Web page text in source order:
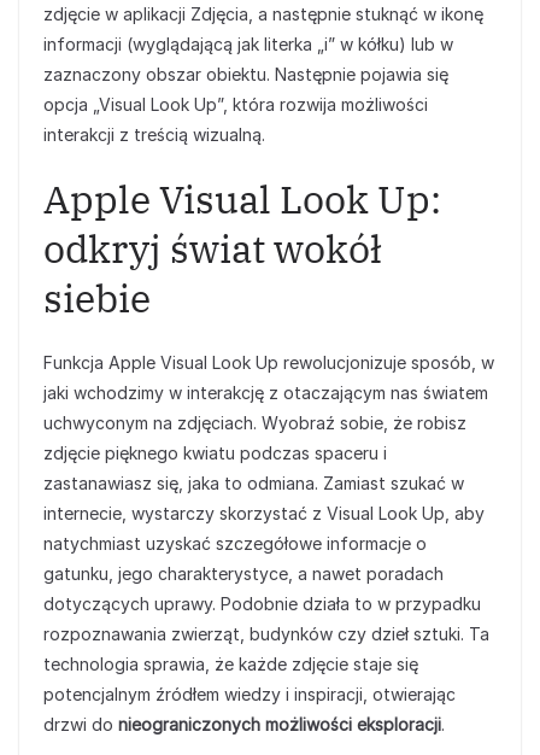
zdjęcie w aplikacji Zdjęcia, a następnie stuknąć w ikonę
informacji (wyglądającą jak literka „i” w kółku) lub w
zaznaczony obszar obiektu. Następnie pojawia się
opcja „Visual Look Up”, która rozwija możliwości
interakcji z treścią wizualną.
Apple Visual Look Up:
odkryj świat wokół
siebie
Funkcja Apple Visual Look Up rewolucjonizuje sposób, w
jaki wchodzimy w interakcję z otaczającym nas światem
uchwyconym na zdjęciach. Wyobraź sobie, że robisz
zdjęcie pięknego kwiatu podczas spaceru i
zastanawiasz się, jaka to odmiana. Zamiast szukać w
internecie, wystarczy skorzystać z Visual Look Up, aby
natychmiast uzyskać szczegółowe informacje o
gatunku, jego charakterystyce, a nawet poradach
dotyczących uprawy. Podobnie działa to w przypadku
rozpoznawania zwierząt, budynków czy dzieł sztuki. Ta
technologia sprawia, że każde zdjęcie staje się
potencjalnym źródłem wiedzy i inspiracji, otwierając
drzwi do nieograniczonych możliwości eksploracji.